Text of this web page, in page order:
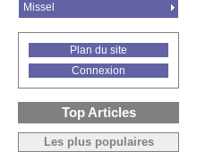
Missel
Plan du site
Connexion
Top Articles
Les plus populaires